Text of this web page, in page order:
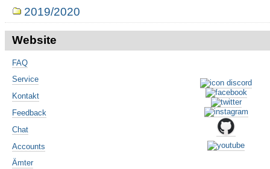
2019/2020
Website
FAQ
Service
Kontakt
Feedback
Chat
Accounts
Ämter